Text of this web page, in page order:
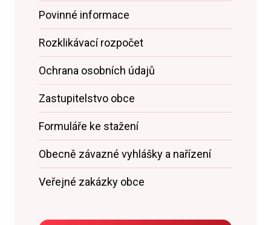
Povinné informace
Rozklikávací rozpočet
Ochrana osobních údajů
Zastupitelstvo obce
Formuláře ke stažení
Obecně závazné vyhlášky a nařízení
Veřejné zakázky obce